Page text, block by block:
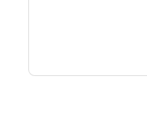
vous sera